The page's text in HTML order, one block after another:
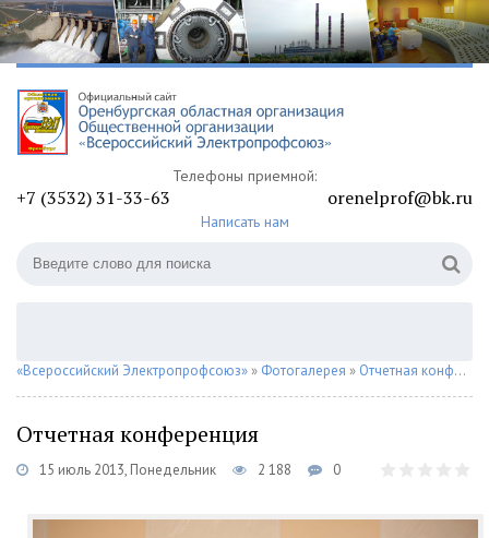
Телефоны приемной:
+7 (3532) 31-33-63 orenelprof@bk.ru
Написать нам
«Всероссийский Электропрофсоюз» » Фотогалерея » Отчетная конференция
Отчетная конференция
15 июль 2013, Понедельник 2 188 0